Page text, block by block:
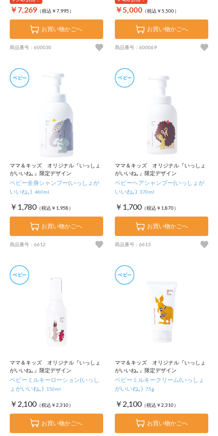
￥7,269 （税込￥7,995）
お買い物かごへ
商品番号：600030
￥5,000 （税込￥5,500）
お買い物かごへ
商品番号：600069
ママ＆キッズ オリジナル『いっしょ
がいいね｡』限定デザイン
ベビー全身シャンプー(いっしょが
いいね｡) 460ml
￥1,780（税込￥1,958）
お買い物かごへ
商品番号：6612
ママ＆キッズ オリジナル『いっしょ
がいいね｡』限定デザイン
ベビーヘアシャンプー(いっしょが
いいね｡) 370ml
￥1,700（税込￥1,870）
お買い物かごへ
商品番号：6613
ママ＆キッズ オリジナル『いっしょ
がいいね｡』限定デザイン
ベビーミルキーローション(いっし
ょがいいね｡) 150ml
￥2,100（税込￥2,310）
お買い物かごへ
ママ＆キッズ オリジナル『いっしょ
がいいね｡』限定デザイン
ベビーミルキークリーム(いっしょ
がいいね｡) 75g
￥2,100（税込￥2,310）
お買い物かごへ